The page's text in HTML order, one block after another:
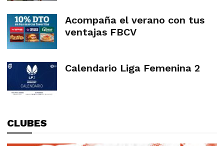
Acompaña el verano con tus
ventajas FBCV
Calendario Liga Femenina 2
CLUBES